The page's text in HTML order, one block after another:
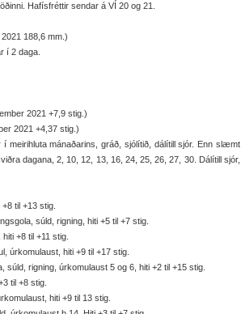
Hafísfréttir sendar á VÍ 20 og 21.
188,6 mm.)
í 2 daga.
2021 +7,9 stig.)
2021 +4,37 stig.)
meirihluta mánaðarins, gráð, sjólítið, dálítill sjór. Enn slæmt
dagana, 2, 10, 12, 13, 16, 24, 25, 26, 27, 30. Dálítill sjór,
til +13 stig.
súld, rigning, hiti +5 til +7 stig.
+8 til +11 stig.
úrkomulaust, hiti +9 til +17 stig.
rigning, úrkomulaust 5 og 6, hiti +2 til +15 stig.
til +8 stig.
hiti +9 til 13 stig.